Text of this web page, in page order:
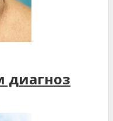
диагноз